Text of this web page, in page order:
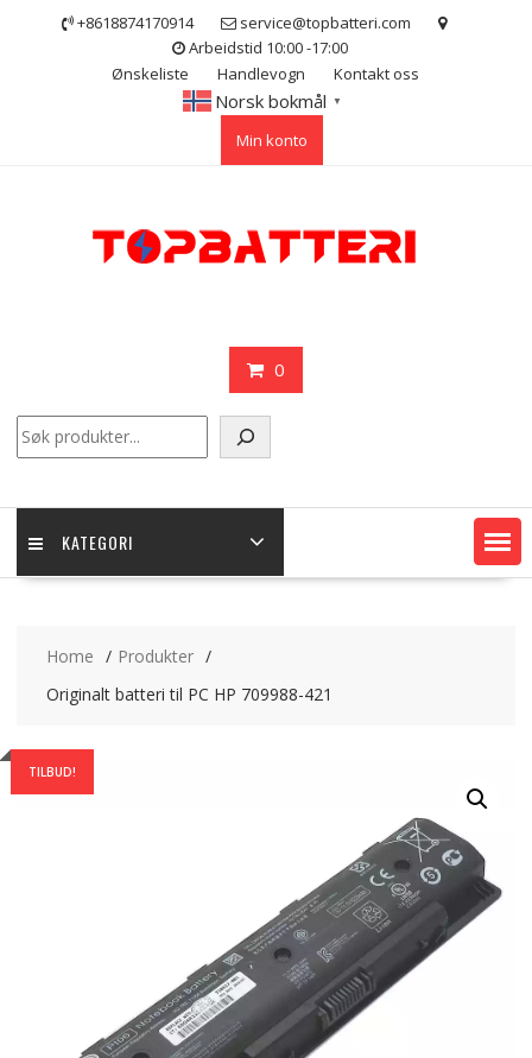
+8618874170914
service@topbatteri.com
Arbeidstid 10:00 -17:00
Ønskeliste
Handlevogn Kontakt oss
Norsk bokmål ▼
Min konto
0
KATEGORI
Home
Produkter
Originalt batteri til PC HP 709988-421
TILBUD!